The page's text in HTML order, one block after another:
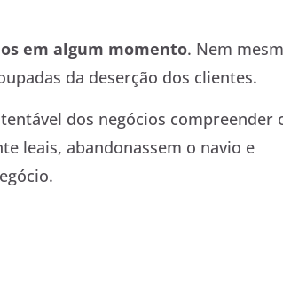
em algum momento. Nem
da deserção dos clientes.
dos negócios compreender
leais, abandonassem o navio e